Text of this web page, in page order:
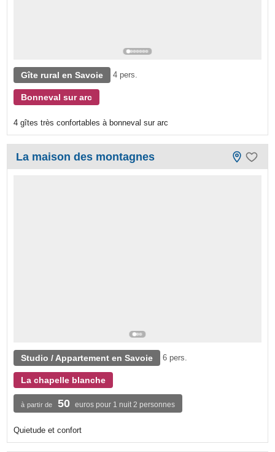
Gîte rural en Savoie 4 pers.
Bonneval sur arc
4 gîtes très confortables à bonneval sur arc
La maison des montagnes
Studio / Appartement en Savoie 6 pers.
La chapelle blanche
à partir de 50 euros pour 1 nuit 2 personnes
Quietude et confort